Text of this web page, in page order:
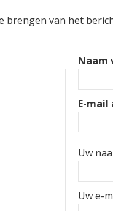
brengen van het
Naam
E-mail
Uw
Uw e-